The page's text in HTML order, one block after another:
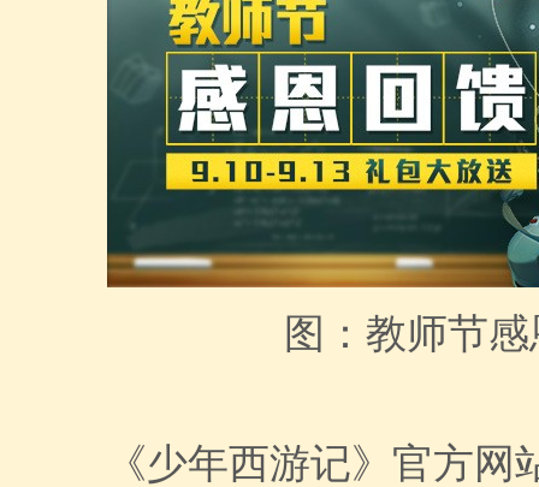
图：教师节
《少年西游记》 官方网